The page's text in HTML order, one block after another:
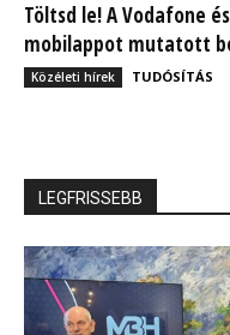
Töltsd le! A Vodafone
mobilappot mutatott
Közéleti hírek TUDÓSÍTÁS
LEGFRISSEBB